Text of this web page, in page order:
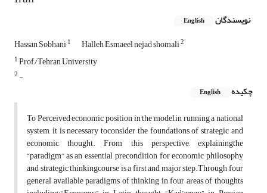
نویسندگان English
Hassan Sobhani1 Halleh Esmaeel nejad shomali2
1Prof/Tehran University
2 -
چکیده
English
To Perceived economic position in the model,in running a national
system, it is necessary toconsider the foundations of strategic and
economic thought. From this perspective, explainingthe
“paradigm” as an essential precondition for economic philosophy
and strategic thinkingcourse is a first and major step.Through four
general available paradigms of thinking in four areas of thoughts